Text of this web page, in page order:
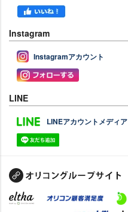
Instagram
Instagramアカウント
LINE
LINEアカウントメディア